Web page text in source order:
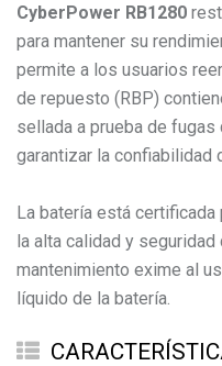
CyberPower RB1280
para mantener su
permite a los usuarios
de repuesto (RBP)
sellada a prueba de
garantizar la confiabilidad
La batería está certificada
la alta calidad y
mantenimiento exime al
líquido de la batería.